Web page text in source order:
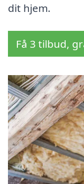
dit hjem.
Få 3 tilbud,